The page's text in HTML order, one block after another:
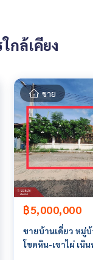
ด้วยความเป็นมืออาชีพ ใ
เช่า อสังหาริมทรัพย์
กล้เคียง
ขาย
฿5,000,000
ขายบ้านเดี่ยว หมู่
โขดหิน-เขาไผ่ เนิ